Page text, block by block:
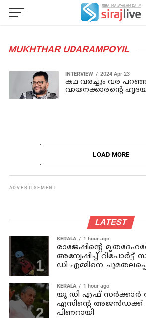
MUKHTHAR UDARAMPOYIL
INTERVIEW 2024 Apr 23
കഥ വരച്ചും വര
വായനക്കാരന്‍റെ
LOAD MORE
ADVERTISEMENT
LATEST
KERALA 1 hour ago
രാജേഷിന്റെ
അന്വേഷിച്ച് റിപോര്‍ട്ട്
ഡി എമ്മിനെ
KERALA 1 hour ago
യു ഡി എഫ്
എസിന്റെ അജന്‍ഡക്ക്‌
പിണറായി